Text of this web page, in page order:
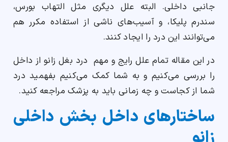
جانبی داخلی. البته علل دیگری مثل التهاب بورس،
سندرم پلیکا، و آسیب‌های ناشی از استفاده مکرر هم
می‌توانند این درد را ایجاد کنند.
در این مقاله تمام علل رایج و مهم درد بغل زانو از داخل
را بررسی می‌کنیم و به شما کمک می‌کنیم بفهمید درد
شما از کجاست و چه زمانی باید به پزشک مراجعه کنید.
ساختارهای داخل بخش داخلی